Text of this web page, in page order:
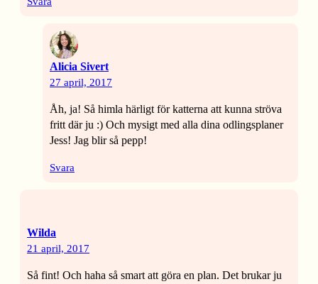
Alicia Sivert
27 april, 2017
Åh, ja! Så himla härligt för katterna att kunna ströva
fritt där ju :) Och mysigt med alla dina odlingsplaner
Jess! Jag blir så pepp!
Svara
Wilda
21 april, 2017
Så fint! Och haha så smart att göra en plan. Det brukar ju